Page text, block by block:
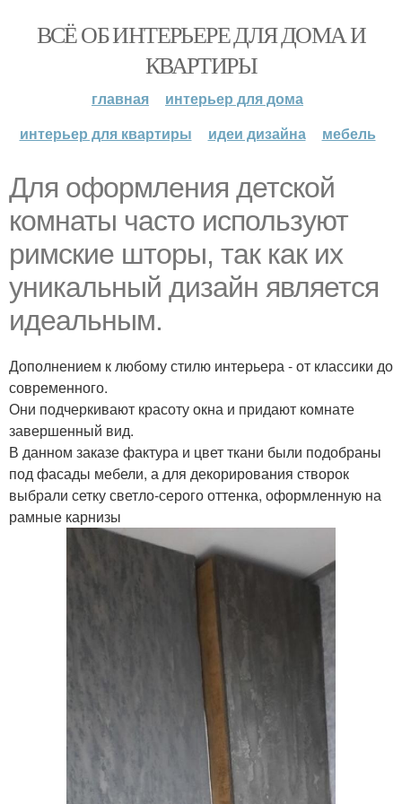
ВСЁ ОБ ИНТЕРЬЕРЕ ДЛЯ ДОМА И
КВАРТИРЫ
главная
интерьер для дома
интерьер для квартиры
идеи дизайна мебель
Для оформления детской
комнаты часто используют
римские шторы, так как их
уникальный дизайн является
идеальным.
Дополнением к любому стилю интерьера - от классики до
современного.
Они подчеркивают красоту окна и придают комнате
завершенный вид.
В данном заказе фактура и цвет ткани были подобраны
под фасады мебели, а для декорирования створок
выбрали сетку светло-серого оттенка, оформленную на
рамные карнизы